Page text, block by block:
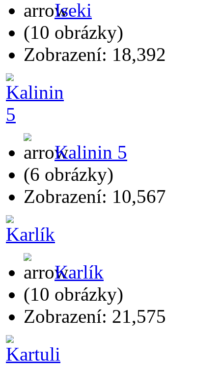
Iseki
(10 obrázky)
Zobrazení: 18,392
Kalinin 5
(6 obrázky)
Zobrazení: 10,567
Karlík
(10 obrázky)
Zobrazení: 21,575